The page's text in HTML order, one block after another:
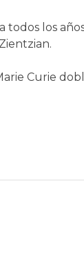
todos los
Curie